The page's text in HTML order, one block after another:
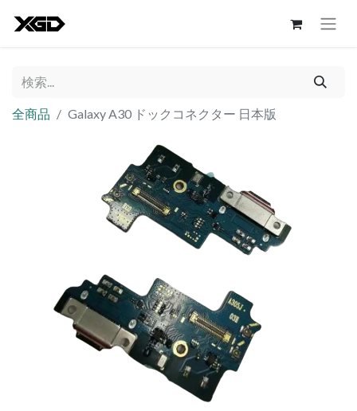
全商品 Galaxy A30 ドックコネクター 日本版